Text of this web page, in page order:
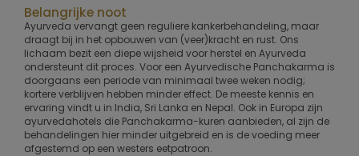
Belangrijke noot
Ayurveda vervangt geen reguliere kankerbehandeling, maar
draagt bij in het opbouwen van (veer)kracht en rust. Ons
lichaam bezit een diepe wijsheid voor herstel en Ayurveda
ondersteunt dit proces. Voor een Ayurvedische Panchakarma is
doorgaans een periode van minimaal twee weken nodig;
kortere verblijven hebben minder effect. De meeste kennis en
ervaring vindt u in India, Sri Lanka en Nepal. Ook in Europa zijn
ayurvedahotels die Panchakarma-kuren aanbieden, al zijn de
behandelingen hier minder uitgebreid en is de voeding meer
afgestemd op een westers eetpatroon.